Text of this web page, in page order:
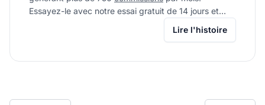
Essayez-le avec notre essai gratuit de 14 jours et
Lire l'histoire